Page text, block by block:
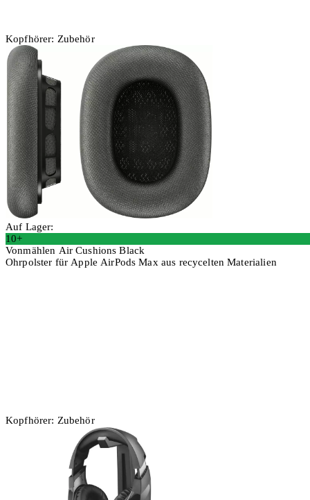
Kopfhörer: Zubehör
Auf Lager:
10+
Vonmählen Air Cushions Black
Ohrpolster für Apple AirPods Max aus recycelten Materialien
Kopfhörer: Zubehör